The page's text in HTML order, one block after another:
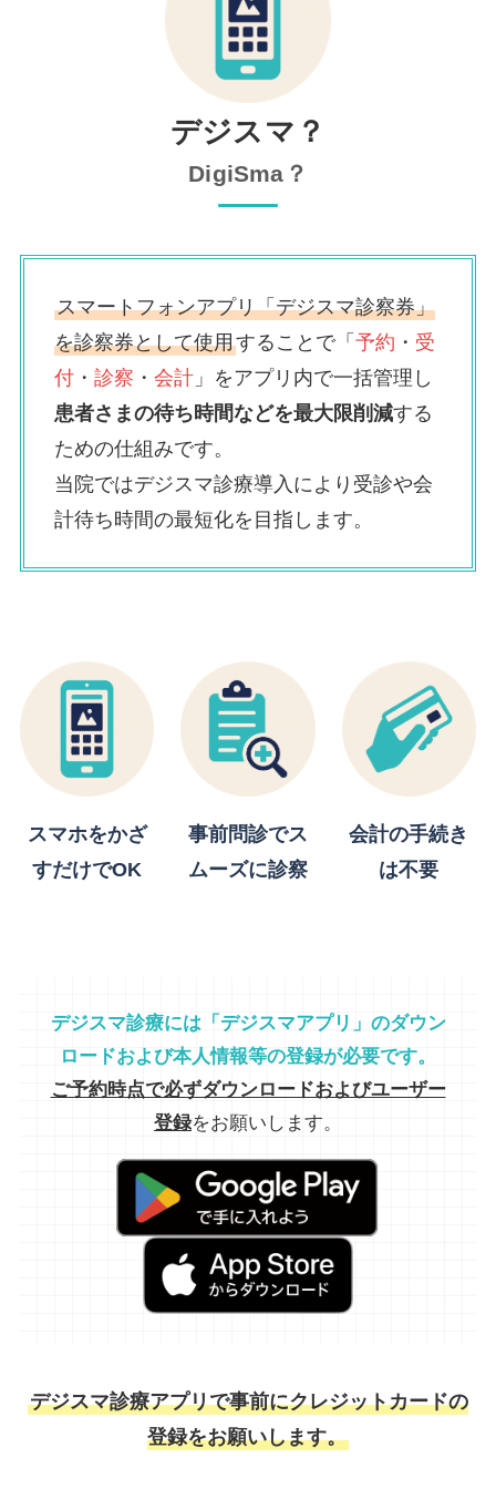
デジスマ？
DigiSma？
スマートフォンアプリ「デジスマ診察券」
を診察券として使用することで「 予約 ・ 受
付・ 診察 ・ 会計」をアプリ内で一括管理し
患者さまの待ち時間などを最大限削減する
ための仕組みです。
当院ではデジスマ診療導入により受診や会
計待ち時間の最短化を目指します。
スマホをかざ
すだけでOK
事前問診でス
ムーズに診察
会計の手続き
は不要
デジスマ診療には「デジスマアプリ」のダウン
ロードおよび本人情報等の登録が必要です。
ご予約時点で必ずダウンロードおよびユーザー
登録をお願いします。
デジスマ診療アプリで事前にクレジットカードの
登録をお願いします。